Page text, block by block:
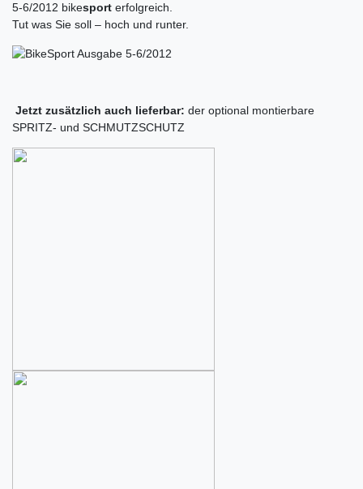
5-6/2012 bikesport erfolgreich.
Tut was Sie soll – hoch und runter.
Jetzt zusätzlich auch lieferbar: der optional montierbare
SPRITZ- und SCHMUTZSCHUTZ